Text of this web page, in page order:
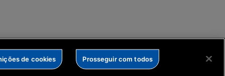
de cookies Prosseguir com todos